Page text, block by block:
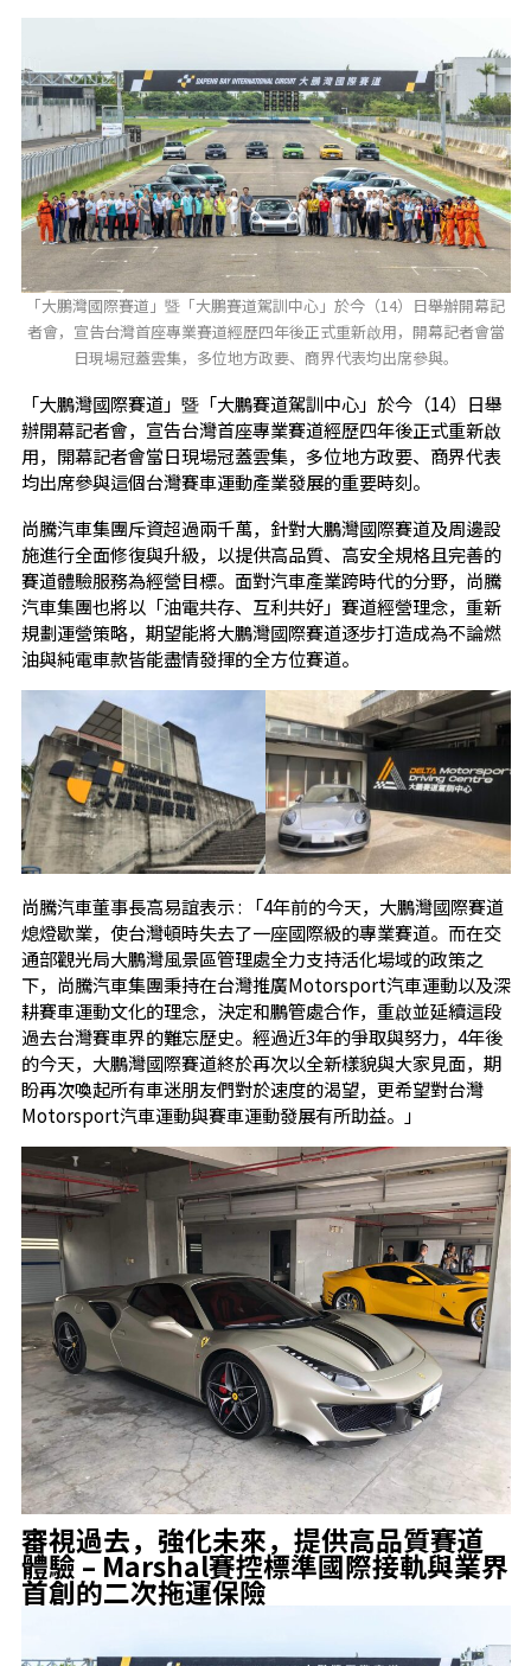
「大鵬灣國際賽道」暨「大鵬賽道駕訓中心」於今（14）日舉辦開幕記
者會，宣告台灣首座專業賽道經歷四年後正式重新啟用，開幕記者會當
日現場冠蓋雲集，多位地方政要、商界代表均出席參與。
「大鵬灣國際賽道」暨「大鵬賽道駕訓中心」於今（14）日舉
辦開幕記者會，宣告台灣首座專業賽道經歷四年後正式重新啟
用，開幕記者會當日現場冠蓋雲集，多位地方政要、商界代表
均出席參與這個台灣賽車運動產業發展的重要時刻。
尚騰汽車集團斥資超過兩千萬，針對大鵬灣國際賽道及周邊設
施進行全面修復與升級，以提供高品質、高安全規格且完善的
賽道體驗服務為經營目標。面對汽車產業跨時代的分野，尚騰
汽車集團也將以「油電共存、互利共好」賽道經營理念，重新
規劃運營策略，期望能將大鵬灣國際賽道逐步打造成為不論燃
油與純電車款皆能盡情發揮的全方位賽道。
尚騰汽車董事長高易誼表示 : 「4年前的今天，大鵬灣國際賽道
熄燈歇業，使台灣頓時失去了一座國際級的專業賽道。而在交
通部觀光局大鵬灣風景區管理處全力支持活化場域的政策之
下，尚騰汽車集團秉持在台灣推廣Motorsport汽車運動以及深
耕賽車運動文化的理念，決定和鵬管處合作，重啟並延續這段
過去台灣賽車界的難忘歷史。經過近3年的爭取與努力，4年後
的今天，大鵬灣國際賽道終於再次以全新樣貌與大家見面，期
盼再次喚起所有車迷朋友們對於速度的渴望，更希望對台灣
Motorsport汽車運動與賽車運動發展有所助益。」
審視過去，強化未來，提供高品質賽道
體驗– Marshal賽控標準國際接軌與業界
首創的二次拖運保險